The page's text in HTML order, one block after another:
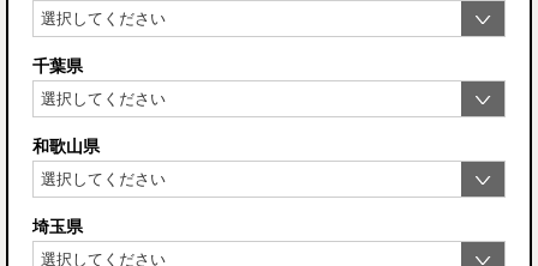
千葉県
和歌山県
埼玉県